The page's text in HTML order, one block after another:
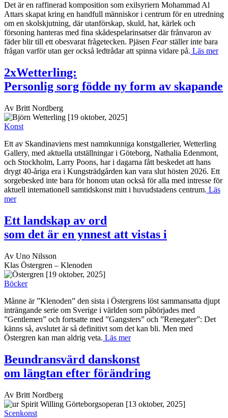
Det är en raffinerad komposition som exilsyriern Mohammad Al
Attars skapat kring en handfull människor i centrum för en utredning
om en skolskjutning, där utanförskap, skuld, hat, kärlek och
försoning hanteras med fina skådespelarinsatser där frånvaron av
fäder blir till ett obesvarat frågetecken. Pjäsen Fearställer inte bara
frågan varför utan ger också ledtrådar att spinna vidare på. Läs mer
2xWetterling:
Personlig sorg födde ny form av skapande
Av Britt Nordberg
[19 oktober, 2025]
Konst
Ett av Skandinaviens mest namnkunniga konstgallerier, Wetterling
Gallery, med aktuella utställningar i Göteborg, Nathalia Edenmont,
och Stockholm, Larry Poons, har i dagarna fått beskedet att hans
drygt 40-åriga era i Kungsträdgården kan vara slut hösten 2026. Ett
sorgebesked inte bara för honom utan också för alla med intresse för
aktuell internationell samtidskonst mitt i huvudstadens centrum. Läs
mer
Ett landskap av ord
som det är en ynnest att vistas i
Av Uno Nilsson
Klas Östergren – Klenoden
[19 oktober, 2025]
Böcker
Månne är ”Klenoden” den sista i Östergrens löst sammansatta djupt
inträngande serie om Sverige i världen som påbörjades med
”Gentlemen” och fortsatte med ”Gangsters” och ”Renegater”: Det
känns så, avslutet är så definitivt som det kan bli. Men med
Östergren kan man aldrig veta. Läs mer
Beundransvärd danskonst
om längtan efter förändring
Av Britt Nordberg
[13 oktober, 2025]
Scenkonst